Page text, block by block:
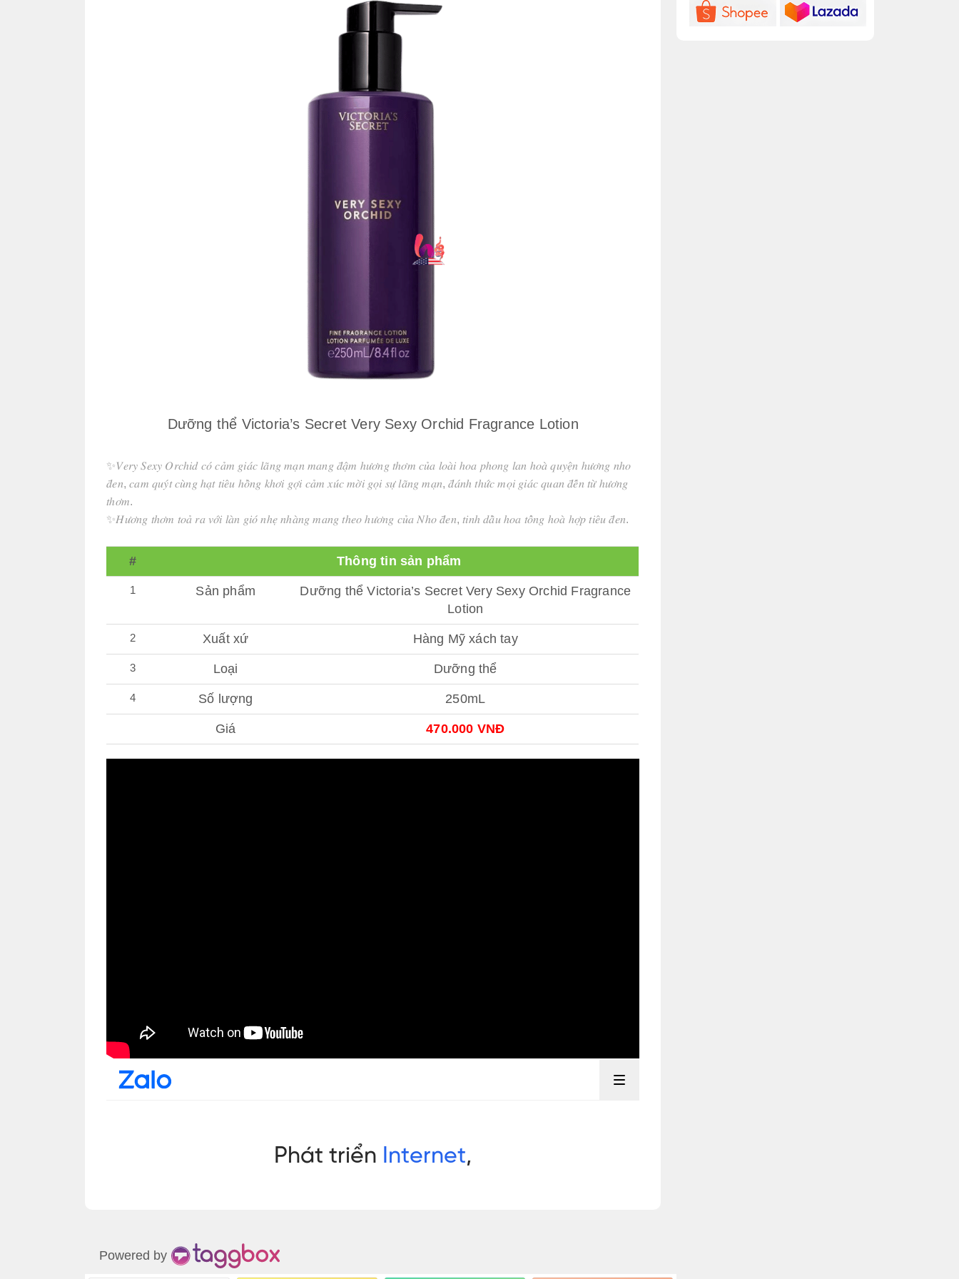
Dưỡng thể Victoria’s Secret Very Sexy Orchid Fragrance Lotion
✨𝑉𝑒𝑟𝑦 𝑆𝑒𝑥𝑦 𝑂𝑟𝑐ℎ𝑖𝑑 𝑐𝑜́ 𝑐𝑎̉𝑚 𝑔𝑖𝑎́𝑐 𝑙𝑎̃𝑛𝑔 𝑚𝑎̣𝑛 𝑚𝑎𝑛𝑔 𝑑̄𝑎̣̂𝑚 ℎ𝑢̛𝑜̛𝑛𝑔 𝑡ℎ𝑜̛𝑚 𝑐𝑢̉𝑎 𝑙𝑜𝑎̀𝑖 ℎ𝑜𝑎 𝑝ℎ𝑜𝑛𝑔 𝑙𝑎𝑛 ℎ𝑜𝑎̀ 𝑞𝑢𝑦𝑒̣̂𝑛 ℎ𝑢̛𝑜̛𝑛𝑔 𝑛ℎ𝑜
𝑑̄𝑒𝑛, 𝑐𝑎𝑚 𝑞𝑢𝑦́𝑡 𝑐𝑢̀𝑛𝑔 ℎ𝑎̣𝑡 𝑡𝑖𝑒̂𝑢 ℎ𝑜̂̀𝑛𝑔 𝑘ℎ𝑜̛𝑖 𝑔𝑜̛̣𝑖 𝑐𝑎̉𝑚 𝑥𝑢́𝑐 𝑚𝑜̛̀𝑖 𝑔𝑜̣𝑖 𝑠𝑢̛̣ 𝑙𝑎̃𝑛𝑔 𝑚𝑎̣𝑛, 𝑑̄𝑎́𝑛ℎ 𝑡ℎ𝑢̛́𝑐 𝑚𝑜̣𝑖 𝑔𝑖𝑎́𝑐 𝑞𝑢𝑎𝑛 𝑑̄𝑒̂́𝑛 𝑡𝑢̛̀ ℎ𝑢̛𝑜̛𝑛𝑔
𝑡ℎ𝑜̛𝑚.
✨𝐻𝑢̛𝑜̛𝑛𝑔 𝑡ℎ𝑜̛𝑚 𝑡𝑜𝑎̉ 𝑟𝑎 𝑣𝑜̛́𝑖 𝑙𝑎̀𝑛 𝑔𝑖𝑜́ 𝑛ℎ𝑒̣ 𝑛ℎ𝑎̀𝑛𝑔 𝑚𝑎𝑛𝑔 𝑡ℎ𝑒𝑜 ℎ𝑢̛𝑜̛𝑛𝑔 𝑐𝑢̉𝑎 𝑁ℎ𝑜 𝑑̄𝑒𝑛, 𝑡𝑖𝑛ℎ 𝑑𝑎̂̀𝑢 ℎ𝑜𝑎 𝑡𝑜̂̉𝑛𝑔 ℎ𝑜𝑎̀ ℎ𝑜̛̣𝑝 𝑡𝑖𝑒̂𝑢 𝑑̄𝑒𝑛.
# Thông tin sản phẩm
1 Sản phẩm
Dưỡng thể Victoria’s Secret Very Sexy Orchid Fragrance
Lotion
2 Xuất xứ Hàng Mỹ xách tay
3 Loại Dưỡng thể
4 Số lượng 250mL
Giá 470.000 VNĐ
Powered by